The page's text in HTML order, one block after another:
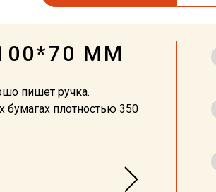
ММ
пишет ручка.
плотностью 350